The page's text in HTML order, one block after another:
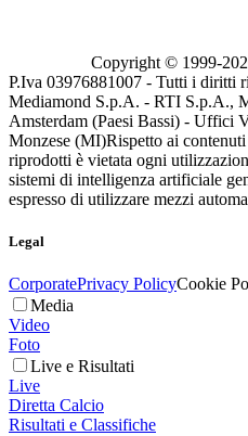
Copyright © 1999-
P.Iva 03976881007 - Tutti i diritti
Mediamond S.p.A. - RTI S.p.A.,
Amsterdam (Paesi Bassi) - Uffici
Monzese (MI)Rispetto ai
riprodotti è vietata ogni
sistemi di intelligenza artificiale
espresso di utilizzare mezzi
Legal
CorporatePrivacy PolicyCookie
Media
Video
Foto
Live e Risultati
Live
Diretta Calcio
Risultati e Classifiche